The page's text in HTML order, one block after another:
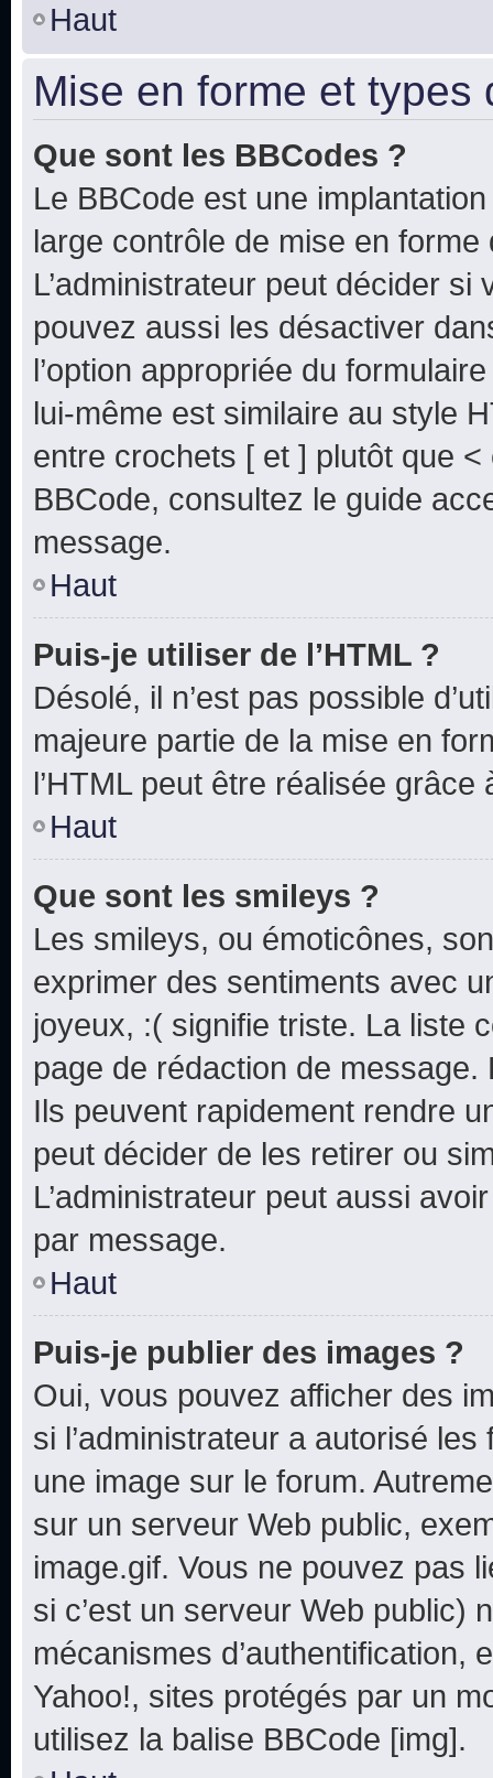
Haut
Mise en forme et types
Que sont les BBCodes ?
Le BBCode est une
large contrôle de mise en forme
L’administrateur peut décider
pouvez aussi les désactiver
l’option appropriée du
lui-même est similaire au style
entre crochets [ et ] plutôt que
BBCode, consultez le guide
message.
Haut
Puis-je utiliser de l’HTML ?
Désolé, il n’est pas possible
majeure partie de la mise en
l’HTML peut être réalisée grâce
Haut
Que sont les smileys ?
Les smileys, ou émoticônes,
exprimer des sentiments avec
joyeux, :( signifie triste. La liste
page de rédaction de
Ils peuvent rapidement rendre
peut décider de les retirer ou
L’administrateur peut aussi
par message.
Haut
Puis-je publier des images ?
Oui, vous pouvez afficher des
si l’administrateur a autorisé
une image sur le forum.
sur un serveur Web public,
image.gif. Vous ne pouvez pas
si c’est un serveur Web public)
mécanismes d’authentification,
Yahoo!, sites protégés par un
utilisez la balise BBCode [img].